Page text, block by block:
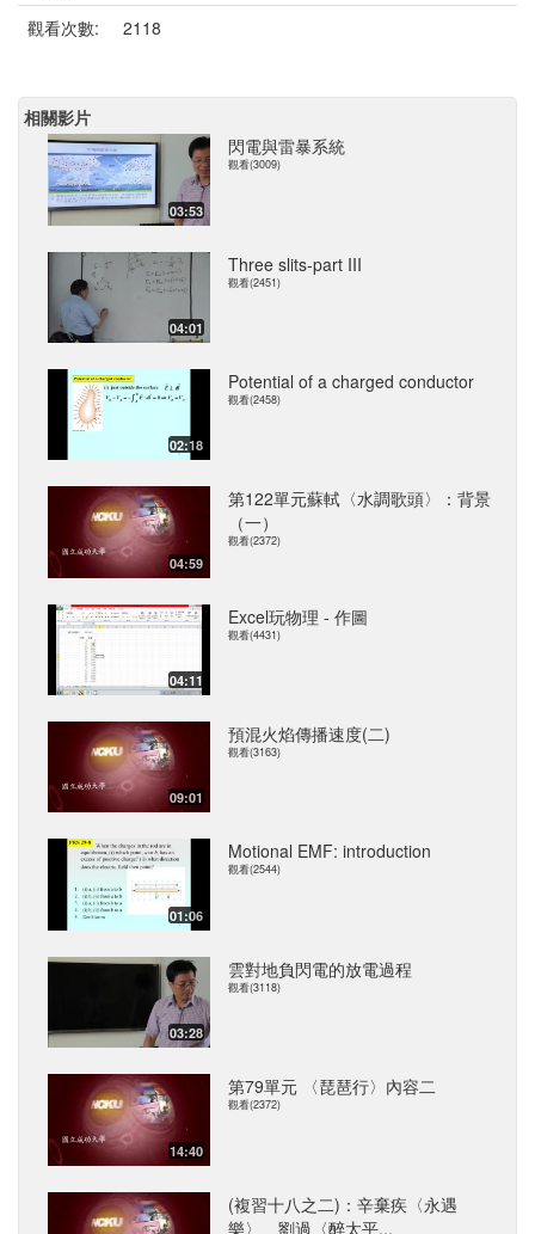
觀看次數:
2118
相關影片
03:53
閃電與雷暴系統
觀看(3009)
04:01
Three slits-part III
觀看(2451)
02:18
Potential of a charged conductor
觀看(2458)
04:59
第122單元蘇軾〈水調歌頭〉：背景
（一）
觀看(2372)
04:11
Excel玩物理 - 作圖
觀看(4431)
09:01
預混火焰傳播速度(二)
觀看(3163)
01:06
Motional EMF: introduction
觀看(2544)
03:28
雲對地負閃電的放電過程
觀看(3118)
14:40
第79單元 〈琵琶行〉內容二
觀看(2372)
(複習十八之二)：辛棄疾〈永遇
樂〉、劉過〈醉太平...